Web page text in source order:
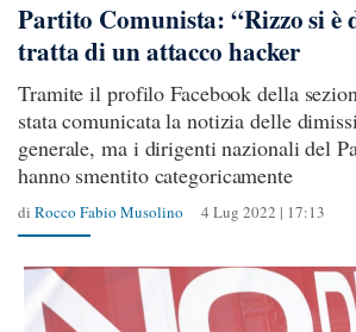
Partito Comunista: “Rizzo si è
tratta di un attacco hacker
Tramite il profilo Facebook della
stata comunicata la notizia delle
generale, ma i dirigenti nazionali del
hanno smentito categoricamente
di Rocco Fabio Musolino 4 Lug 2022 | 17:13